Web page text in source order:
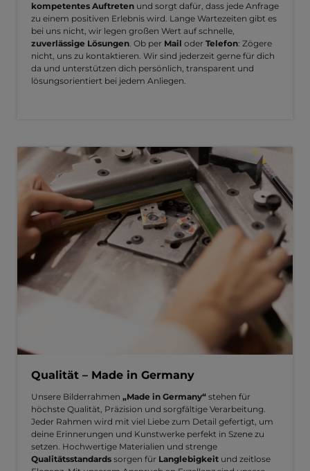
kompetentes Auftreten und sorgt dafür, dass jede Anfrage
zu einem positiven Erlebnis wird. Lange Wartezeiten gibt es
bei uns nicht, wir legen großen Wert auf schnelle,
zuverlässige Lösungen. Ob per Mail oder Telefon: Zögere
nicht, uns zu kontaktieren. Wir sind jederzeit gerne für dich
da und unterstützen dich persönlich, transparent und
lösungsorientiert bei jedem Anliegen.
Qualität – Made in Germany
Unsere Bilderrahmen „Made in Germany“ stehen für
höchste Qualität, Präzision und sorgfältige Verarbeitung.
Jeder Rahmen wird mit viel Liebe zum Detail gefertigt, um
deine Erinnerungen und Kunstwerke perfekt in Szene zu
setzen. Hochwertige Materialien und strenge
Qualitätsstandards sorgen für Langlebigkeit und zeitlose